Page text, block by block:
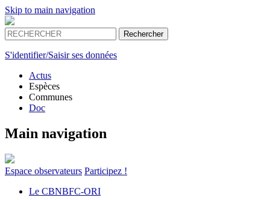
Skip to main navigation
S'identifier/Saisir ses données
Actus
Espèces
Communes
Doc
Main navigation
Espace observateurs Participez !
Le CBNBFC-ORI